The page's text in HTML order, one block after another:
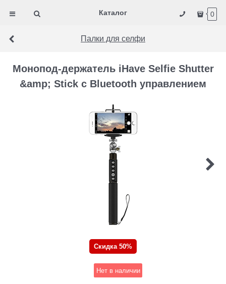
Каталог 0
Палки для селфи
Монопод-держатель iHave Selfie Shutter
&amp; Stick c Bluetooth управлением
Скидка 50%
Нет в наличии